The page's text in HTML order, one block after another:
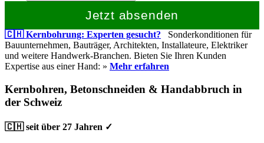
Jetzt absenden
🇨🇭 Kernbohrung: Experten gesucht? Sonderkonditionen für
Bauunternehmen, Bauträger, Architekten, Installateure, Elektriker
und weitere Handwerk-Branchen. Bieten Sie Ihren Kunden
Expertise aus einer Hand: » Mehr erfahren
Kernbohren, Betonschneiden & Handabbruch in
der Schweiz
🇨🇭 seit über 27 Jahren ✓